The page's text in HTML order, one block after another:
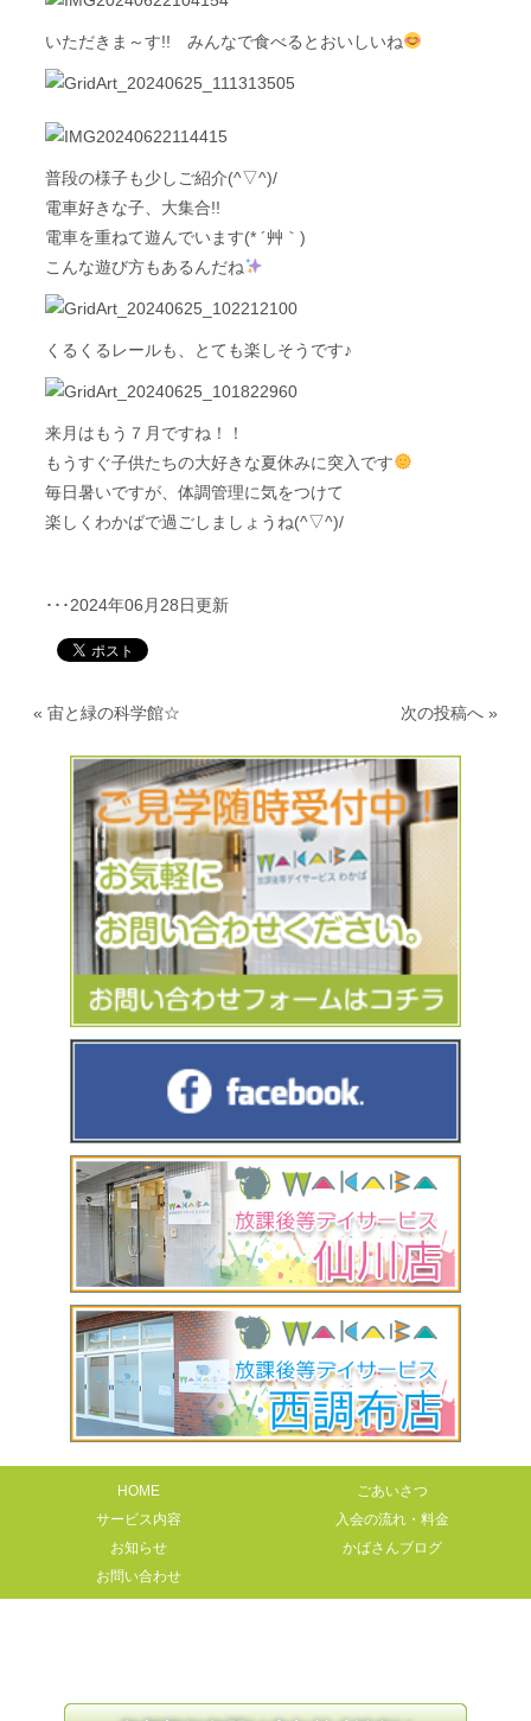
いただきま～す!! みんなで食べるとおいしいね
普段の様子も少しご紹介(^▽^)/
電車好きな子、大集合!!
電車を重ねて遊んでいます(* ´艸｀)
こんな遊び方もあるんだね
くるくるレールも、とても楽しそうです♪
来月はもう７月ですね！！
もうすぐ子供たちの大好きな夏休みに突入です
毎日暑いですが、体調管理に気をつけて
楽しくわかばで過ごしましょうね(^▽^)/
･･･2024年06月28日更新
« 宙と緑の科学館☆ 次の投稿へ »
HOME
ごあいさつ
サービス内容
入会の流れ・料金
お知らせ
かばさんブログ
お問い合わせ